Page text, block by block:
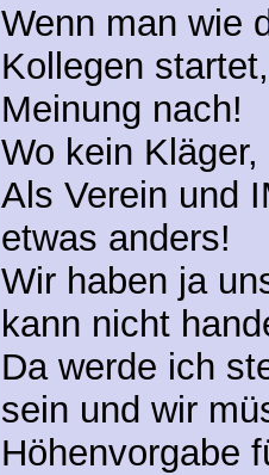
Wenn man wie
Kollegen
Meinung nach!
Wo kein
Als Verein und
etwas anders!
Wir haben ja
kann nicht
Da werde ich
sein und wir
Höhenvorgabe